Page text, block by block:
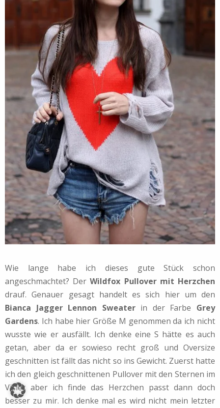
Wie lange habe ich dieses gute Stück schon
angeschmachtet? DerWildfox Pullover mit Herzchen
drauf. Genauer gesagt handelt es sich hier um den
Bianca Jagger Lennon Sweaterin der Farbe Grey
Gardens. Ich habe hier Größe M genommen da ich nicht
wusste wie er ausfällt. Ich denke eine S hätte es auch
getan, aber da er sowieso recht groß und Oversize
geschnitten ist fällt das nicht so ins Gewicht. Zuerst hatte
ich den gleich geschnittenen Pullover mit den Sternen im
Visier aber ich finde das Herzchen passt dann doch
besser zu mir. Ich denke mal es wird nicht mein letzter